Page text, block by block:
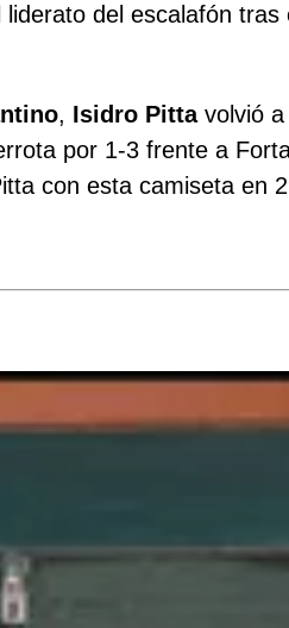
del escalafón
, Isidro Pitta volvió
por 1-3 frente a
con esta camiseta en